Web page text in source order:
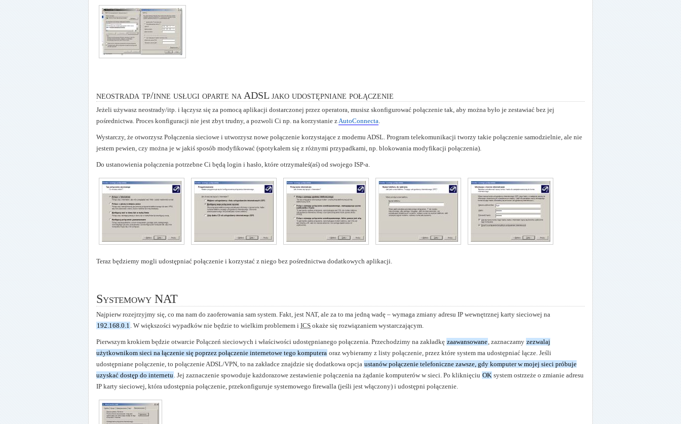
neostrada tp/inne usługi oparte na ADSL jako udostępniane połączenie
Jeżeli używasz neostrady/itp. i łączysz się za pomocą aplikacji dostarczonej przez operatora, musisz skonfigurować połączenie tak, aby można było je zestawiać bez jej
pośrednictwa. Proces konfiguracji nie jest zbyt trudny, a pozwoli Ci np. na korzystanie z AutoConnecta
Wystarczy, że otworzysz Połączenia sieciowe i utworzysz nowe połączenie korzystające z modemu ADSL. Program telekomunikacji tworzy takie połączenie samodzielnie, ale nie
jestem pewien, czy można je w jakiś sposób modyfikować (spotykałem się z różnymi przypadkami, np. blokowania modyfikacji połączenia).
Do ustanowienia połączenia potrzebne Ci będą login i hasło, które otrzymałeś(aś) od swojego ISP-a.
Teraz będziemy mogli udostępniać połączenie i korzystać z niego bez pośrednictwa dodatkowych aplikacji.
Systemowy NAT
Najpierw rozejrzyjmy się, co ma nam do zaoferowania sam system. Fakt, jest NAT, ale za to ma jedną wadę – wymaga zmiany adresu IP wewnętrznej karty sieciowej na
192.168.0.1
. W większości wypadków nie będzie to wielkim problemem i ICS okaże się rozwiązaniem wystarczającym.
Pierwszym krokiem będzie otwarcie Połączeń sieciowych i właściwości udostępnianego połączenia. Przechodzimy na zakładkę zaawansowane , zaznaczamy zezwalaj
użytkownikom sieci na łączenie się poprzez połączenie internetowe tego komputera oraz wybieramy z listy połączenie, przez które system ma udostępniać łącze. Jeśli
udostępniane połączenie, to połączenie ADSL/VPN, to na zakładce znajdzie się dodatkowa opcja ustanów połączenie telefoniczne zawsze, gdy komputer w mojej sieci próbuje
uzyskać dostęp do internetu . Jej zaznaczenie spowoduje każdorazowe zestawienie połączenia na żądanie komputerów w sieci. Po kliknięciu OK system ostrzeże o zmianie adresu
IP karty sieciowej, która udostępnia połączenie, przekonfiguruje systemowego firewalla (jeśli jest włączony) i udostępni połączenie.